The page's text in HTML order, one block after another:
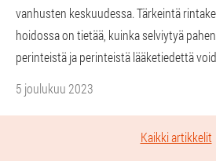
vanhusten keskuudessa. Tärkeintä
hoidossa on tietää, kuinka selviytyä
perinteistä ja perinteistä lääketiedettä
5 joulukuu 2023
Kaikki artikkelit